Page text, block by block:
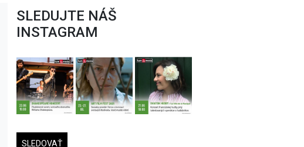
SLEDUJTE NÁŠ
INSTAGRAM
SLEDOVAŤ